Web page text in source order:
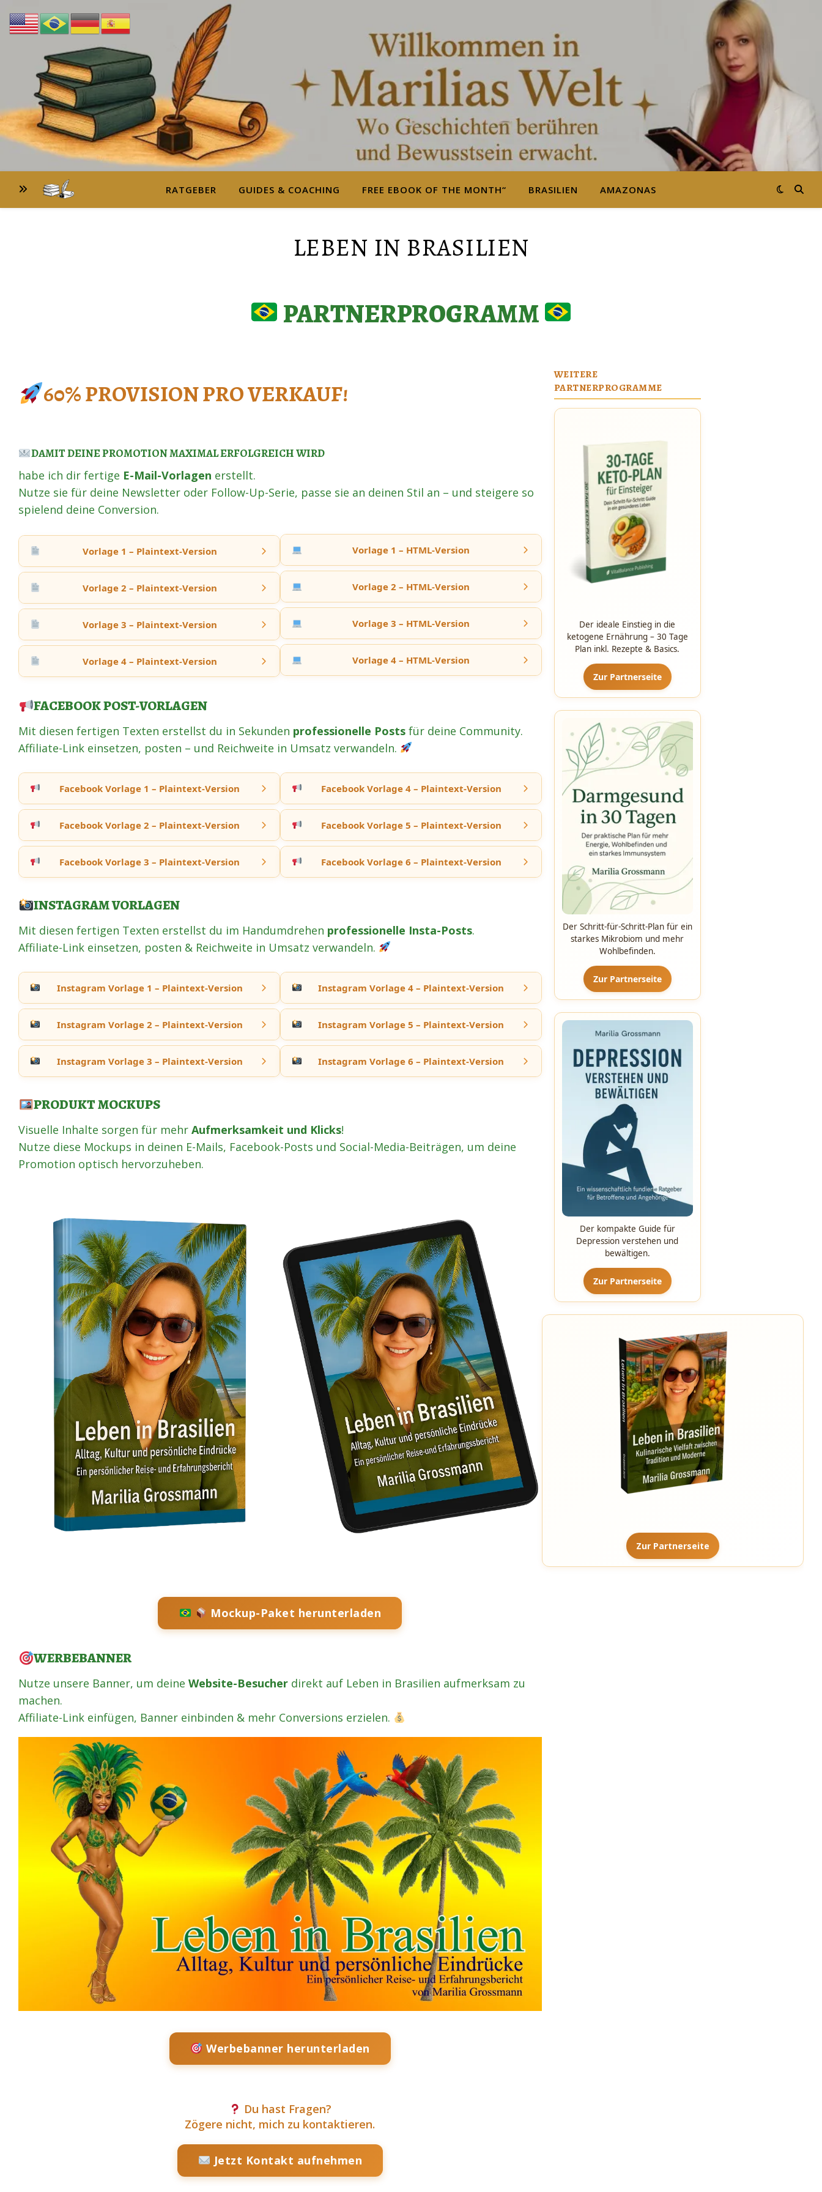
RATGEBER GUIDES & COACHING FREE EBOOK OF THE MONTH“ BRASILIEN AMAZONAS
LEBEN IN BRASILIEN
PARTNERPROGRAMM
60% PROVISION PRO VERKAUF!
DAMIT DEINE PROMOTION MAXIMAL ERFOLGREICH WIRD
habe ich dir fertige E-Mail-Vorlagen erstellt.
Nutze sie für deine Newsletter oder Follow-Up-Serie, passe sie an deinen Stil an – und steigere so
spielend deine Conversion.
Vorlage 1 – Plaintext-Version
Vorlage 2 – Plaintext-Version
Vorlage 3 – Plaintext-Version
Vorlage 4 – Plaintext-Version
Vorlage 1 – HTML-Version
Vorlage 2 – HTML-Version
Vorlage 3 – HTML-Version
Vorlage 4 – HTML-Version
FACEBOOK POST-VORLAGEN
Mit diesen fertigen Texten erstellst du in Sekunden professionelle Posts für deine Community.
Affiliate-Link einsetzen, posten – und Reichweite in Umsatz verwandeln.
Facebook Vorlage 1 – Plaintext-Version
Facebook Vorlage 2 – Plaintext-Version
Facebook Vorlage 3 – Plaintext-Version
Facebook Vorlage 4 – Plaintext-Version
Facebook Vorlage 5 – Plaintext-Version
Facebook Vorlage 6 – Plaintext-Version
INSTAGRAM VORLAGEN
Mit diesen fertigen Texten erstellst du im Handumdrehen professionelle Insta-Posts.
Affiliate-Link einsetzen, posten & Reichweite in Umsatz verwandeln.
Instagram Vorlage 1 – Plaintext-Version
Instagram Vorlage 2 – Plaintext-Version
Instagram Vorlage 3 – Plaintext-Version
Instagram Vorlage 4 – Plaintext-Version
Instagram Vorlage 5 – Plaintext-Version
Instagram Vorlage 6 – Plaintext-Version
PRODUKT MOCKUPS
Visuelle Inhalte sorgen für mehr Aufmerksamkeit und Klicks!
Nutze diese Mockups in deinen E-Mails, Facebook-Posts und Social-Media-Beiträgen, um deine
Promotion optisch hervorzuheben.
Mockup-Paket herunterladen
WERBEBANNER
Nutze unsere Banner, um deine Website-Besucher direkt auf Leben in Brasilien aufmerksam zu
machen.
Affiliate-Link einfügen, Banner einbinden & mehr Conversions erzielen.
Werbebanner herunterladen
Du hast Fragen?
Zögere nicht, mich zu kontaktieren.
Jetzt Kontakt aufnehmen
WEITERE
PARTNERPROGRAMME
Der ideale Einstieg in die
ketogene Ernährung – 30 Tage
Plan inkl. Rezepte & Basics.
Zur Partnerseite
Der Schritt-für-Schritt-Plan für ein
starkes Mikrobiom und mehr
Wohlbefinden.
Zur Partnerseite
Der kompakte Guide für
Depression verstehen und
bewältigen.
Zur Partnerseite
Zur Partnerseite